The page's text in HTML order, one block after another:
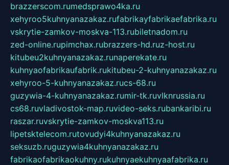
brazzerscom.rumedsprawo4ka.ru
xehyroo5kuhnyanazakaz.rufabrikayfabrikaefabrika.ru
vskrytie-zamkov-moskva-113.rubiletnadom.ru
zed-online.rupimchax.rubrazzers-hd.ruz-host.ru
kitubeu2kuhnyanazakaz.runaperekate.ru
kuhnyaofabrikaufabrik.rukitubeu-2-kuhnyanazakaz.ru
xehyroo-5-kuhnyanazakaz.rucs-68.ru
guzywia-4-kuhnyanazakaz.rumir-tk.ruvlknrussia.ru
cs68.ruvladivostok-map.ruvideo-seks.rubankaribi.ru
raszar.ruvskrytie-zamkov-moskva113.ru
lipetsktelecom.rutovudyi4kuhnyanazakaz.ru
seksuzb.ruguzywia4kuhnyanazakaz.ru
fabrikaofabrikaokuhny.rukuhnyaekuhnyaafabrika.ru